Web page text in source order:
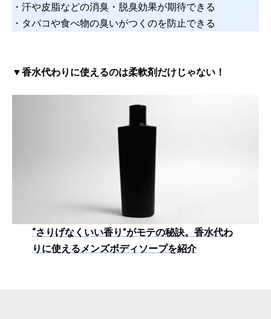
・汗や皮脂などの消臭・脱臭効果が期待できる
・タバコや食べ物の臭いがつくのを防止できる
▼香水代わりに使えるのは柔軟剤だけじゃない！
“さりげなくいい香り”がモテの秘訣。香水代わ
りに使えるメンズボディソープを紹介